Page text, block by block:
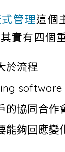
管理這個
實有四個
於流程
software
的協同合作
能夠回應變